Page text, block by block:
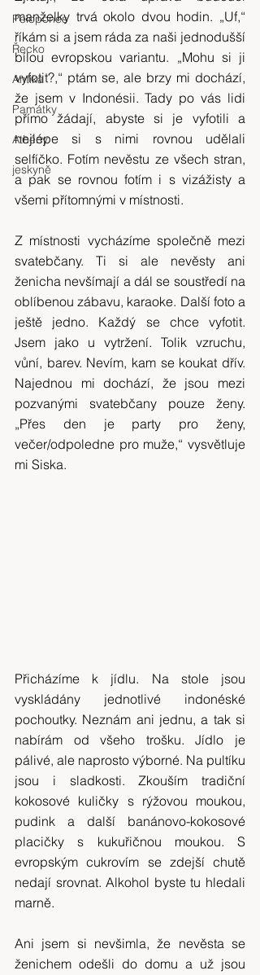
Pelopones
Řecko
Antika
Památky
Athény
jeskyně
manželky trvá okolo dvou hodin. „Uf,“
říkám si a jsem ráda za naši jednodušší
bílou evropskou variantu. „Mohu si ji
vyfotit?,“ ptám se, ale brzy mi dochází,
že jsem v Indonésii. Tady po vás lidi
přímo žádají, abyste si je vyfotili a
nejlépe si s nimi rovnou udělali
selfíčko. Fotím nevěstu ze všech stran,
a pak se rovnou fotím i s vizážisty a
všemi přítomnými v místnosti.
Z místnosti vycházíme společně mezi
svatebčany. Ti si ale nevěsty ani
ženicha nevšímají a dál se soustředí na
oblíbenou zábavu, karaoke. Další foto a
ještě jedno. Každý se chce vyfotit.
Jsem jako u vytržení. Tolik vzruchu,
vůní, barev. Nevím, kam se koukat dřív.
Najednou mi dochází, že jsou mezi
pozvanými svatebčany pouze ženy.
„Přes den je party pro ženy,
večer/odpoledne pro muže,“ vysvětluje
mi Siska.
Přicházíme k jídlu. Na stole jsou
vyskládány jednotlivé indonéské
pochoutky. Neznám ani jednu, a tak si
nabírám od všeho trošku. Jídlo je
pálivé, ale naprosto výborné. Na pultíku
jsou i sladkosti. Zkouším tradiční
kokosové kuličky s rýžovou moukou,
pudink a další banánovo-kokosové
placičky s kukuřičnou moukou. S
evropským cukrovím se zdejší chutě
nedají srovnat. Alkohol byste tu hledali
marně.
Ani jsem si nevšimla, že nevěsta se
ženichem odešli do domu a už jsou